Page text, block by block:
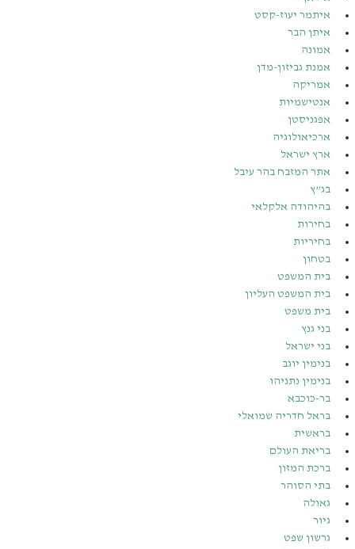
איתמר יעוז-קסט
איתן הבר
אמונה
אמנת גביזון-מדן
אמריקה
אנטישמיות
אפגניסטן
ארכיאולוגיה
ארץ ישראל
אתר המזבח בהר עיבל
בג”ץ
בהיהודה אלקלאי
בחירות
בחיריות
בטחון
בית המשפט
בית המשפט העליון
בית משפט
בני גנץ
בני ישראל
בנימין יוגב
בנימין נתניהו
בר-כוכבא
בראל חדריה שמואלי
בראשית
בריאת העולם
ברכת המזון
בתי הסוהר
גאולה
גיור
גרשון שפט